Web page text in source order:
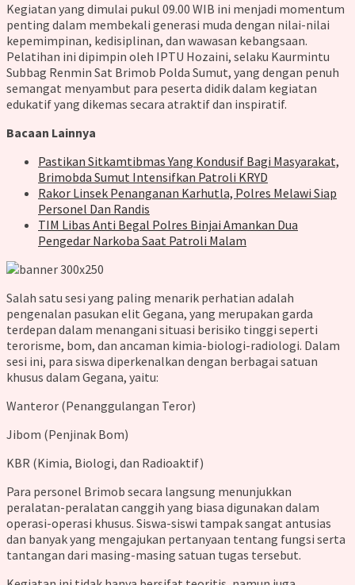
Kegiatan yang dimulai pukul 09.00 WIB ini menjadi momentum
penting dalam membekali generasi muda dengan nilai-nilai
kepemimpinan, kedisiplinan, dan wawasan kebangsaan.
Pelatihan ini dipimpin oleh IPTU Hozaini, selaku Kaurmintu
Subbag Renmin Sat Brimob Polda Sumut, yang dengan penuh
semangat menyambut para peserta didik dalam kegiatan
edukatif yang dikemas secara atraktif dan inspiratif.
Bacaan Lainnya
Pastikan Sitkamtibmas Yang Kondusif Bagi Masyarakat,
Brimobda Sumut Intensifkan Patroli KRYD
Rakor Linsek Penanganan Karhutla, Polres Melawi Siap
Personel Dan Randis
TIM Libas Anti Begal Polres Binjai Amankan Dua
Pengedar Narkoba Saat Patroli Malam
Salah satu sesi yang paling menarik perhatian adalah
pengenalan pasukan elit Gegana, yang merupakan garda
terdepan dalam menangani situasi berisiko tinggi seperti
terorisme, bom, dan ancaman kimia-biologi-radiologi. Dalam
sesi ini, para siswa diperkenalkan dengan berbagai satuan
khusus dalam Gegana, yaitu:
Wanteror (Penanggulangan Teror)
Jibom (Penjinak Bom)
KBR (Kimia, Biologi, dan Radioaktif)
Para personel Brimob secara langsung menunjukkan
peralatan-peralatan canggih yang biasa digunakan dalam
operasi-operasi khusus. Siswa-siswi tampak sangat antusias
dan banyak yang mengajukan pertanyaan tentang fungsi serta
tantangan dari masing-masing satuan tugas tersebut.